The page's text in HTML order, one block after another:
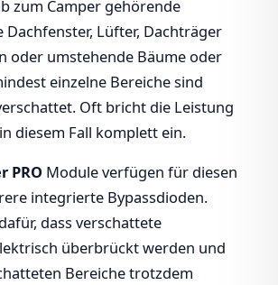
zum Camper gehörende
Dachfenster, Lüfter, Dachträger
oder umstehende Bäume oder
einzelne Bereiche sind
Oft bricht die Leistung
diesem Fall komplett ein.
PRO Module verfügen für diesen
integrierte Bypassdioden.
dass verschattete
überbrückt werden und
Bereiche trotzdem